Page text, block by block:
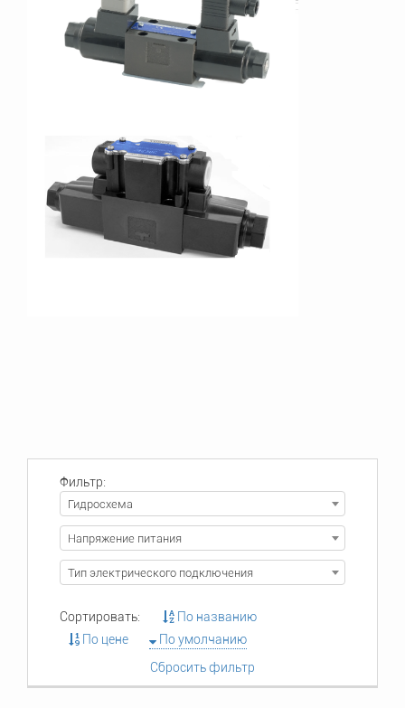
Фильтр:
Гидросхема
Напряжение питания
Тип электрического подключения
Сортировать:
По названию
По цене
По умолчанию
Сбросить фильтр